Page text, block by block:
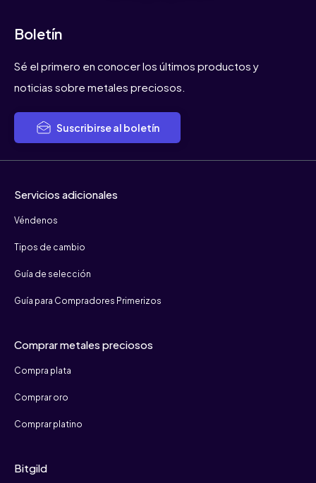
Boletín
Sé el primero en conocer los últimos productos y
noticias sobre metales preciosos.
Suscribirse al boletín
Servicios adicionales
Véndenos
Tipos de cambio
Guía de selección
Guía para Compradores Primerizos
Comprar metales preciosos
Compra plata
Comprar oro
Comprar platino
Bitgild